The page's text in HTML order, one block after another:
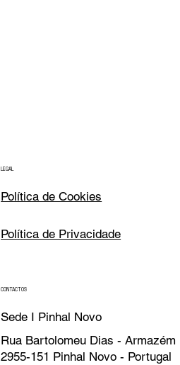
LEGAL
Política de Cookies
Política de Privacidade
CONTACTOS
Sede I Pinhal Novo
Rua Bartolomeu Dias - Armazém
2955-151 Pinhal Novo - Portugal